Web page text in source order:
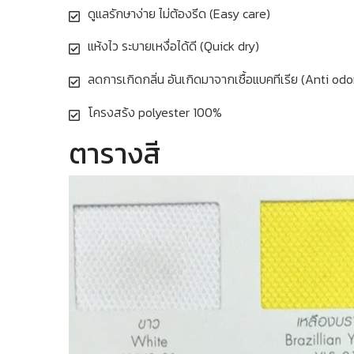
ดูแลรักษาง่าย ไม่ต้องรีด (Easy care)
แห้งไว ระบายเหงื่อได้ดี (Quick dry)
ลดการเกิดกลิ่น อันเกิดมาจากเชื้อแบคทีเรีย (Anti
โครงสร้ง polyester 100%
ตารางสี